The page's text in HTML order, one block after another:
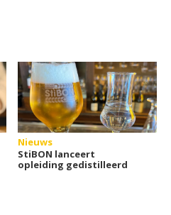
Nieuws
StiBON lanceert
opleiding gedistilleerd